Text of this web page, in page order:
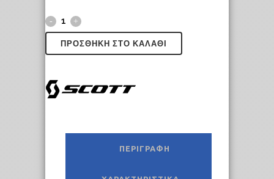
ΠΡΟΣΘΉΚΗ ΣΤΟ ΚΑΛΆΘΙ
ΠΕΡΙΓΡΑΦΉ